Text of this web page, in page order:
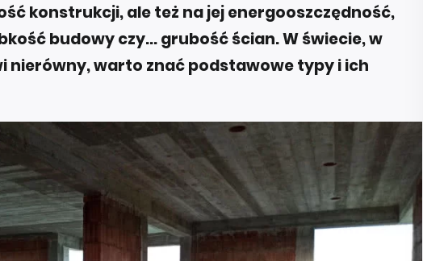
konstrukcji, ale też na jej energooszczędność,
budowy czy... grubość ścian. W świecie, w
nierówny, warto znać podstawowe typy i ich